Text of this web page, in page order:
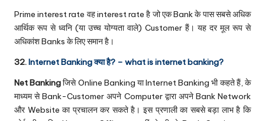
Prime interest rate वह interest rate है जो एक Bank के पास सबसे अधिक
आर्थिक रूप से ध्वनि (या उच्च योग्यता वाले) Customer हैं। यह दर मूल रूप से
अधिकांश Banks के लिए समान है।
32.Internet Banking क्या है? – what is internet banking?
Net Bankingजिसे Online Banking या Internet Banking भी कहते हैं, के
माध्यम से Bank-Customer अपने Computer द्वारा अपने Bank Network
और Website का प्रचालन कर सकते है। इस प्रणाली का सबसे बड़ा लाभ है कि